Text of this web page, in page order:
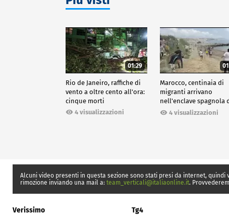
01:29
Rio de Janeiro, raffiche di
vento a oltre cento all'ora:
cinque morti
4 visualizzazioni
Marocco, centinaia di
migranti arrivano
nell'enclave spagnola
Ceuta4 visualizzazioni
Alcuni video presenti in questa sezione sono stati presi da internet,
rimozione inviando una mail a: team_verticali@italiaonline.it.
Verissimo Tg4